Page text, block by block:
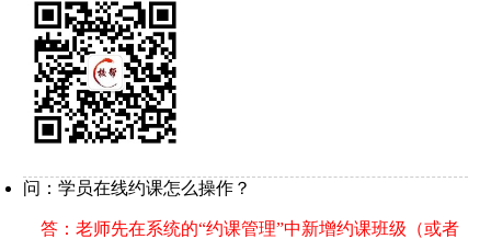
问：学员在线约课怎么操作？
答：老师先在系统的“约课管理”中新增约课班级（或者